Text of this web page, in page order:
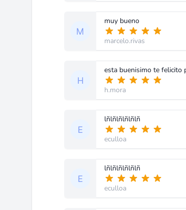
muy bueno
marcelo.rivas
esta buenisimo te felicito
h.mora
lñlñlñlñlñlñ
eculloa
lñlñlñlñlñlñ
eculloa